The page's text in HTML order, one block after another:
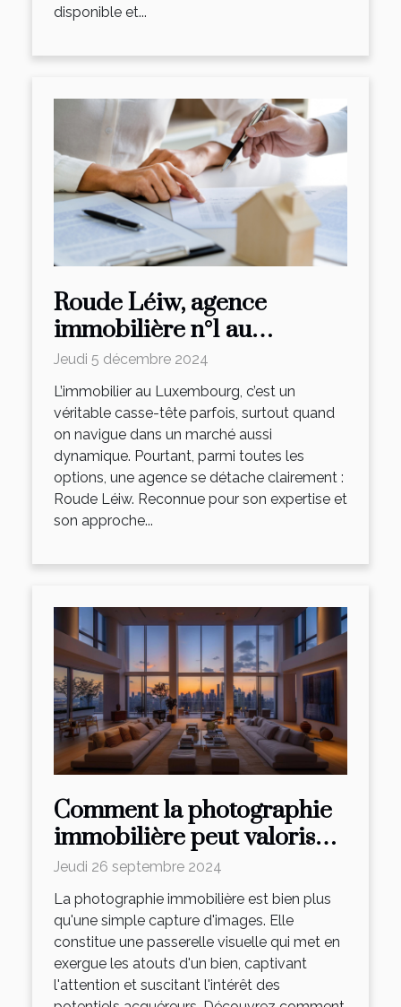
disponible et...
Roude Léiw, agence
immobilière n°1 au
Luxembourg
Jeudi 5 décembre 2024
L’immobilier au Luxembourg, c’est un
véritable casse-tête parfois, surtout quand
on navigue dans un marché aussi
dynamique. Pourtant, parmi toutes les
options, une agence se détache clairement :
Roude Léiw. Reconnue pour son expertise et
son approche...
Comment la photographie
immobilière peut valoriser
votre patrimoine
Jeudi 26 septembre 2024
La photographie immobilière est bien plus
qu'une simple capture d'images. Elle
constitue une passerelle visuelle qui met en
exergue les atouts d'un bien, captivant
l'attention et suscitant l'intérêt des